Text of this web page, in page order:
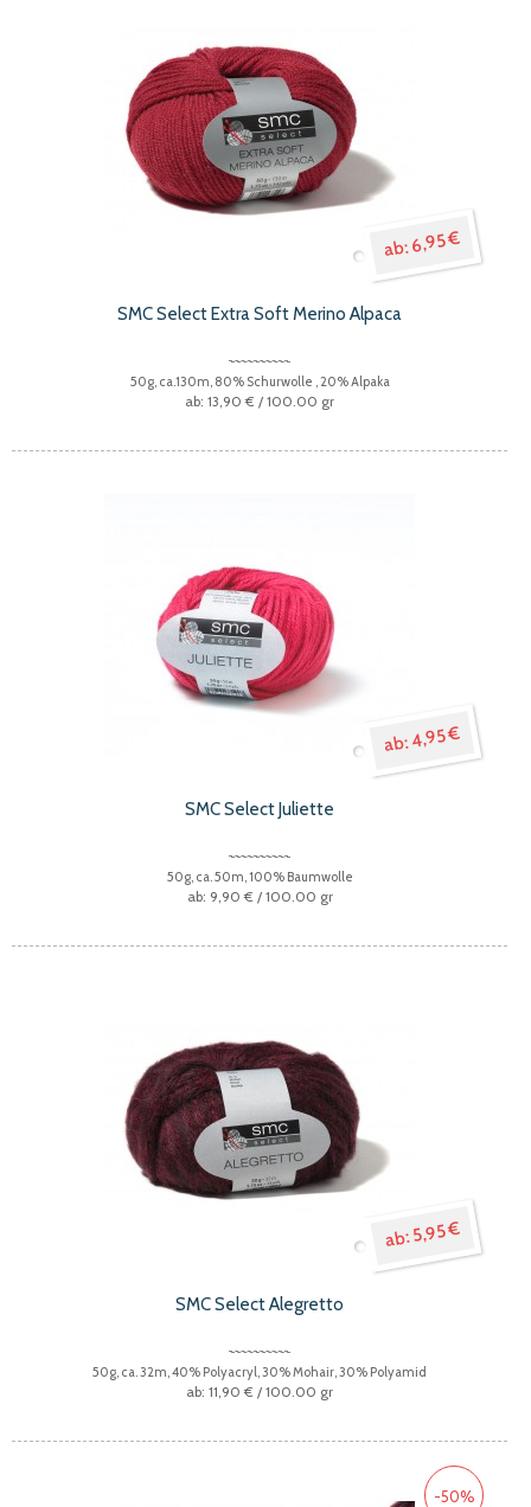
6,95 €
SMC Select Extra Soft Merino Alpaca
50g, ca.130m, 80% Schurwolle , 20% Alpaka
13,90 € / 100.00 gr
4,95 €
SMC Select Juliette
50g, ca. 50m, 100% Baumwolle
9,90 € / 100.00 gr
5,95 €
SMC Select Alegretto
50g, ca. 32m, 40% Polyacryl, 30% Mohair, 30% Polyamid
11,90 € / 100.00 gr
-50%